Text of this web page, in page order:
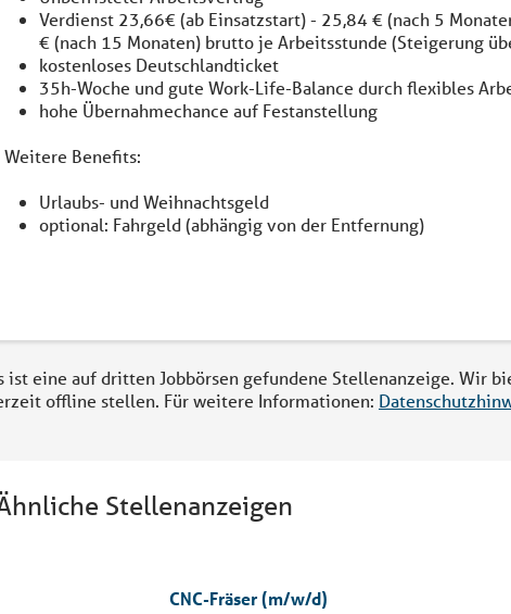
Verdienst 23,66€ (ab Einsatzstart) - 25,84 € (nach 5
€ (nach 15 Monaten) brutto je Arbeitsstunde (Steigerung
kostenloses Deutschlandticket
35h-Woche und gute Work-Life-Balance durch flexibles
hohe Übernahmechance auf Festanstellung
Weitere Benefits:
Urlaubs- und Weihnachtsgeld
optional: Fahrgeld (abhängig von der Entfernung)
ist eine auf dritten Jobbörsen gefundene Stellenanzeige. Wir
offline stellen. Für weitere Informationen:
Stellenanzeigen
CNC-Fräser (m/w/d)